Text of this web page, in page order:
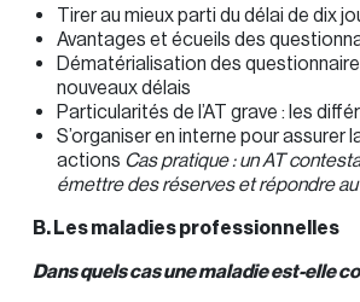
Tirer au mieux parti du délai de dix
Avantages et écueils des
Dématérialisation des
nouveaux délais
Particularités de l’AT grave : les
S’organiser en interne pour
actions Cas pratique : un AT
émettre des réserves et répondre
B. Les maladies professionnelles
Dans quels cas une maladie est-elle